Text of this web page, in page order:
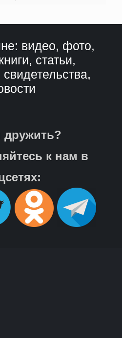
видео, фото,
статьи,
дружить?
к нам в